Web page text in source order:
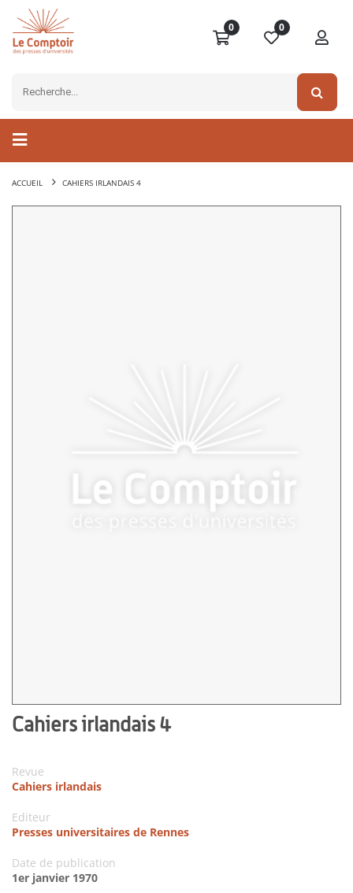
0 0
ACCUEIL CAHIERS IRLANDAIS 4
Cahiers irlandais 4
Revue
Cahiers irlandais
Editeur
Presses universitaires de Rennes
Date de publication
1er janvier 1970